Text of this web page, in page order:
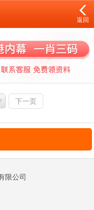
返回
下一页
限公司